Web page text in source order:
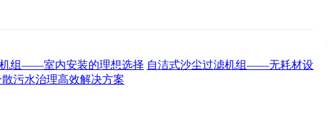
组——室内安装的理想选择 自洁式沙尘过滤机组——无耗材设
污水治理高效解决方案